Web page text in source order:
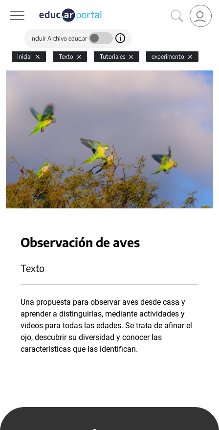
Incluir Archivo educ.ar
Inicial Texto Tutoriales experimento
Observación de aves
Texto
Una propuesta para observar aves desde casa y
aprender a distinguirlas, mediante actividades y
videos para todas las edades. Se trata de afinar el
ojo, descubrir su diversidad y conocer las
características que las identifican.